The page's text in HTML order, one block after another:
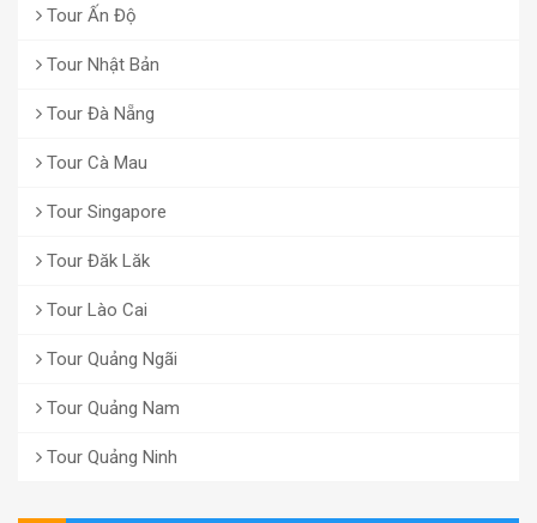
Tour Ấn Độ
Tour Nhật Bản
Tour Đà Nẵng
Tour Cà Mau
Tour Singapore
Tour Đăk Lăk
Tour Lào Cai
Tour Quảng Ngãi
Tour Quảng Nam
Tour Quảng Ninh